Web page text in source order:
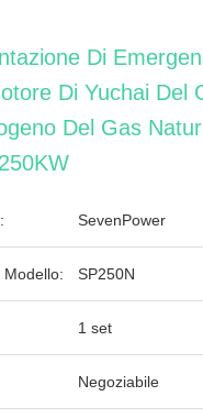
Di
Di Yuchai Del
Del Gas
SevenPower
Modello: SP250N
1 set
Negoziabile